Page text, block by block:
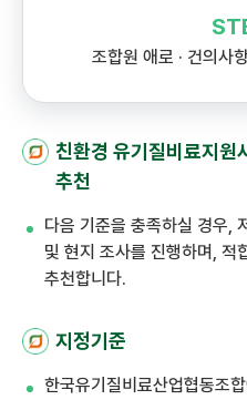
조합원 애로 · 건의사
친환경 유기질비료지원
추천
다음 기준을 충족하실 경우,
및 현지 조사를 진행하며, 적
추천합니다.
지정기준
한국유기질비료산업협동조